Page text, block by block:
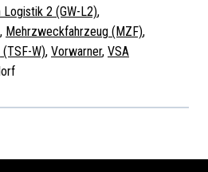
Logistik 2 (GW-L2),
, Mehrzweckfahrzeug (MZF),
W), Vorwarner, VSA